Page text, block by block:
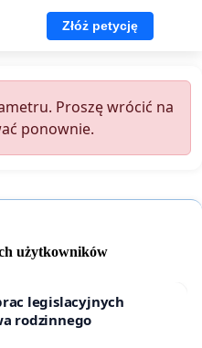
Złóż petycję
Proszę wrócić na
ponownie.
użytkowników
legislacyjnych
rodzinnego